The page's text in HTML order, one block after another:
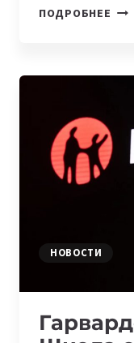
ПОДРОБНЕЕ
8
НОВОСТИ